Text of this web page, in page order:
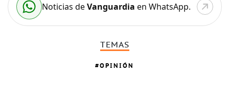
Noticias deVanguardia en WhatsApp.
TEMAS
OPINIÓN